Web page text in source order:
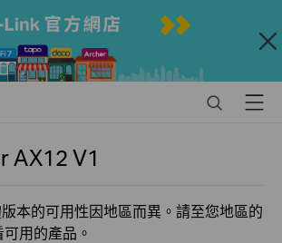
Close
SearchMenu
AX12V1
本的可用性因地區而異。請至您地區的
用的產品。